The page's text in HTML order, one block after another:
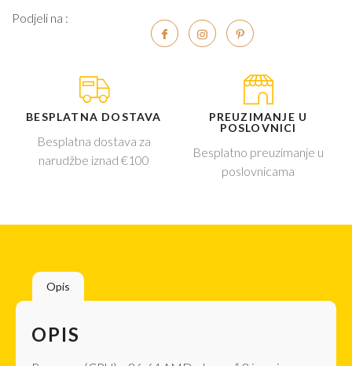
Podjeli na :
BESPLATNA DOSTAVA
Besplatna dostava za
narudžbe iznad €100
PREUZIMANJE U
POSLOVNICI
Besplatno preuzimanje u
poslovnicama
Opis
OPIS